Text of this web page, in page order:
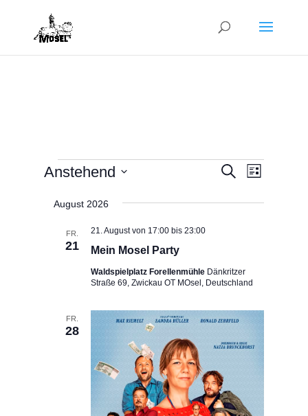
Veranstaltungen
und
SucheListe
Anstehend
wählen.
August 2026
FR.
21 Mein Mosel Party
21. August von 17:00bis23:00
Waldspielplatz Forellenmühle Dänkritzer
Straße 69, Zwickau OT MOsel, Deutschland
FR.
28